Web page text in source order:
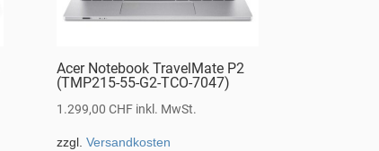
Acer Notebook TravelMate P2
(TMP215-55-G2-TCO-7047)
1.299,00CHF inkl. MwSt.
zzgl.Versandkosten